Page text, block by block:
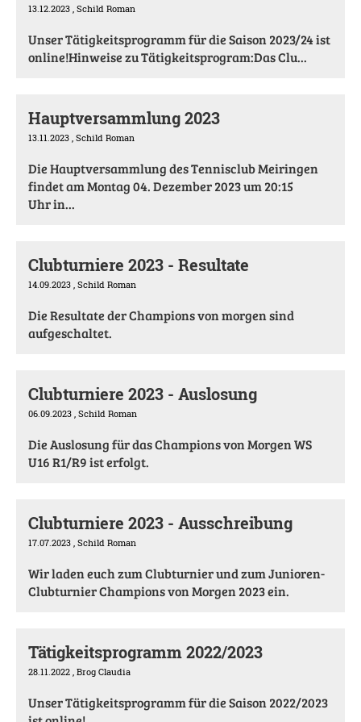
13.12.2023 , Schild Roman
Unser Tätigkeitsprogramm für die Saison 2023/24 ist
online!Hinweise zu Tätigkeitsprogram:Das Clu...
Hauptversammlung 2023
13.11.2023 , Schild Roman
Die Hauptversammlung des Tennisclub Meiringen
findet am Montag 04. Dezember 2023 um 20:15
Uhr in...
Clubturniere 2023 - Resultate
14.09.2023 , Schild Roman
Die Resultate der Champions von morgen sind
aufgeschaltet.
Clubturniere 2023 - Auslosung
06.09.2023 , Schild Roman
Die Auslosung für das Champions von Morgen WS
U16 R1/R9 ist erfolgt.
Clubturniere 2023 - Ausschreibung
17.07.2023 , Schild Roman
Wir laden euch zum Clubturnier und zum Junioren-
Clubturnier Champions von Morgen 2023 ein.
Tätigkeitsprogramm 2022/2023
28.11.2022 , Brog Claudia
Unser Tätigkeitsprogramm für die Saison 2022/2023